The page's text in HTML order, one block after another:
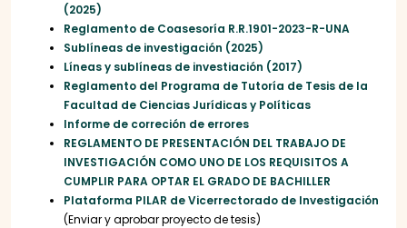
(2025)
Reglamento de Coasesoría R.R.1901-2023-R-UNA
Sublíneas de investigación (2025)
Líneas y sublíneas de investiación (2017)
Reglamento del Programa de Tutoría de Tesis de la
Facultad de Ciencias Jurídicas y Políticas
Informe de correción de errores
REGLAMENTO DE PRESENTACIÓN DEL TRABAJO DE
INVESTIGACIÓN COMO UNO DE LOS REQUISITOS A
CUMPLIR PARA OPTAR EL GRADO DE BACHILLER
Plataforma PILAR de Vicerrectorado de Investigación
(Enviar y aprobar proyecto de tesis)